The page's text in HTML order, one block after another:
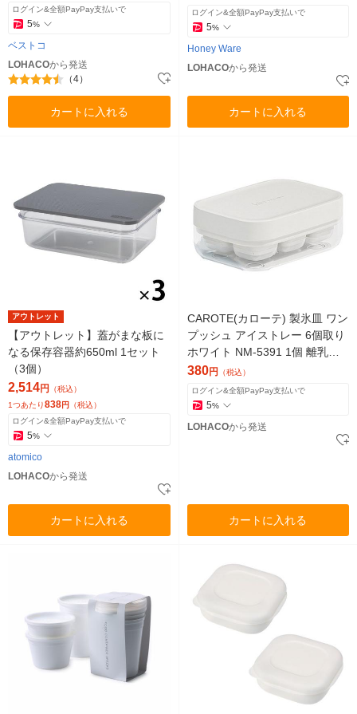
ログイン&全額PayPay支払いで
5%
ベストコ
LOHACOから発送
（4）
カートに入れる
ログイン&全額PayPay支払いで
5%
Honey Ware
LOHACOから発送
カートに入れる
アウトレット
【アウトレット】蓋がまな板に
なる保存容器約650ml 1セット
（3個）
2,514円
（税込）
1つあたり838円 （税込）
ログイン&全額PayPay支払いで
5%
atomico
LOHACOから発送
カートに入れる
CAROTE(カローテ) 製氷皿 ワン
プッシュ アイストレー 6個取り
ホワイト NM-5391 1個 離乳食 L
IVPLUS
380円 （税込）
ログイン&全額PayPay支払いで
5%
LOHACOから発送
カートに入れる